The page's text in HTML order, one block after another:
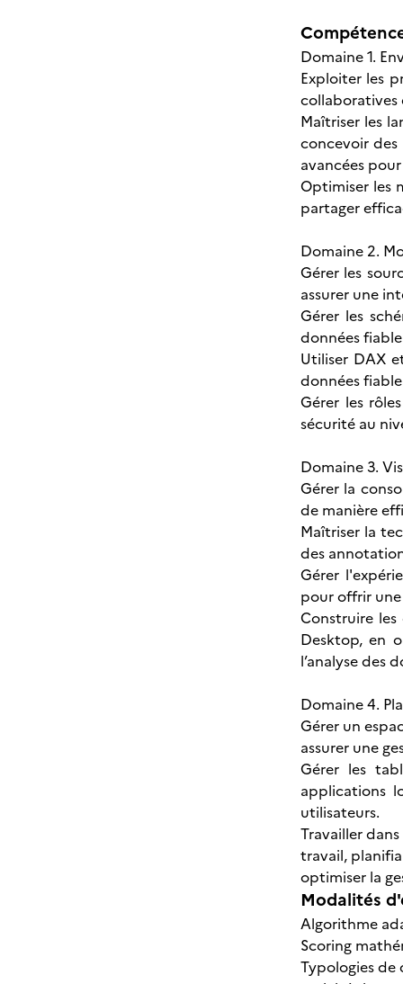
Domaine 1.
Exploiter les
collaboratives
Maîtriser les
concevoir
avancées
Optimiser les
partager
Domaine 2.
Gérer les
assurer une
Gérer les
données
Utiliser DAX
données
Gérer les
sécurité au
Domaine 3.
Gérer la
de manière
Maîtriser la
des
Gérer
pour offrir
Construire
Desktop, en
l’analyse des
Domaine 4.
Gérer un
assurer une
Gérer les
applications
utilisateurs.
Travailler
travail,
optimiser la
Modalités
Algorithme
Scoring
Typologies de